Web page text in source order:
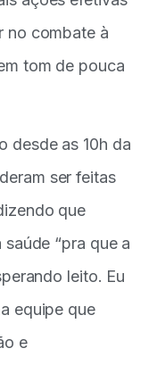
no combate à
tom de pouca
desde as 10h da
ser feitas
que
“pra que a
leito. Eu
equipe que
e